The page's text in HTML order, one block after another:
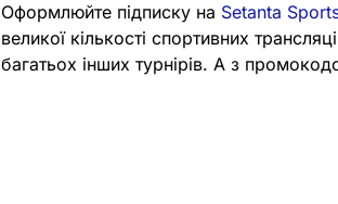
Оформлюйте підписку на Setanta
великої кількості спортивних
багатьох інших турнірів. А з